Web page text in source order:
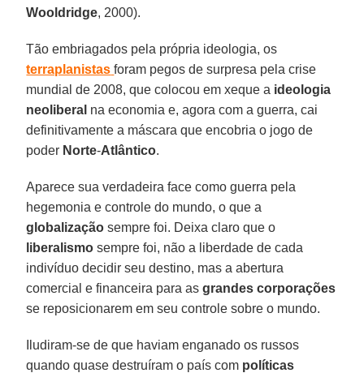
Wooldridge, 2000).
Tão embriagados pela própria ideologia, os
terraplanistas foram pegos de surpresa pela crise
mundial de 2008, que colocou em xeque a ideologia
neoliberal na economia e, agora com a guerra, cai
definitivamente a máscara que encobria o jogo de
poder Norte-Atlântico.
Aparece sua verdadeira face como guerra pela
hegemonia e controle do mundo, o que a
globalização sempre foi. Deixa claro que o
liberalismo sempre foi, não a liberdade de cada
indivíduo decidir seu destino, mas a abertura
comercial e financeira para asgrandes corporações
se reposicionarem em seu controle sobre o mundo.
Iludiram-se de que haviam enganado os russos
quando quase destruíram o país com políticas